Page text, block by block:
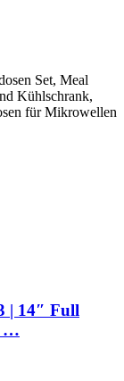
Set, Meal
Kühlschrank,
für Mikrowellen
| 14″ Full
…